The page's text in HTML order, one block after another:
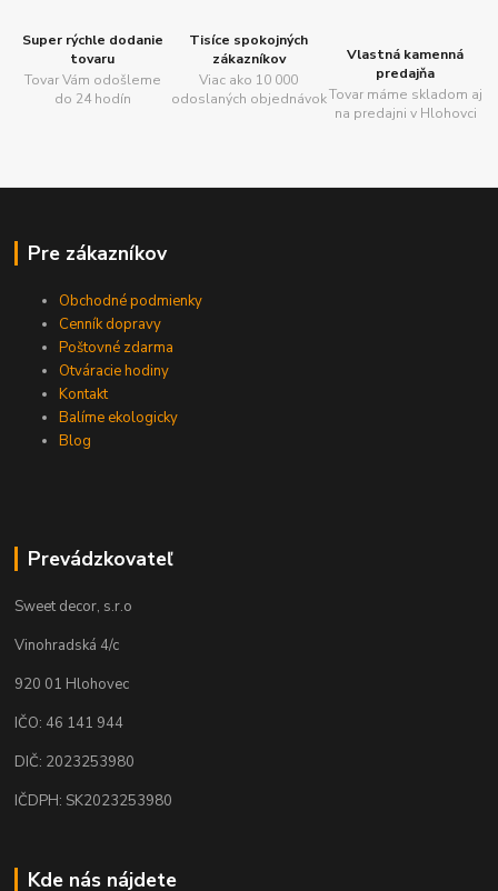
Super rýchle dodanie
tovaru
Tovar Vám odošleme
do 24 hodín
Tisíce spokojných
zákazníkov
Viac ako 10 000
odoslaných objednávok
Vlastná kamenná
predajňa
Tovar máme skladom aj
na predajni v Hlohovci
Pre zákazníkov
Obchodné podmienky
Cenník dopravy
Poštovné zdarma
Otváracie hodiny
Kontakt
Balíme ekologicky
Blog
Prevádzkovateľ
Sweet decor, s.r.o
Vinohradská 4/c
920 01 Hlohovec
IČO: 46 141 944
DIČ: 2023253980
IČDPH: SK2023253980
Kde nás nájdete